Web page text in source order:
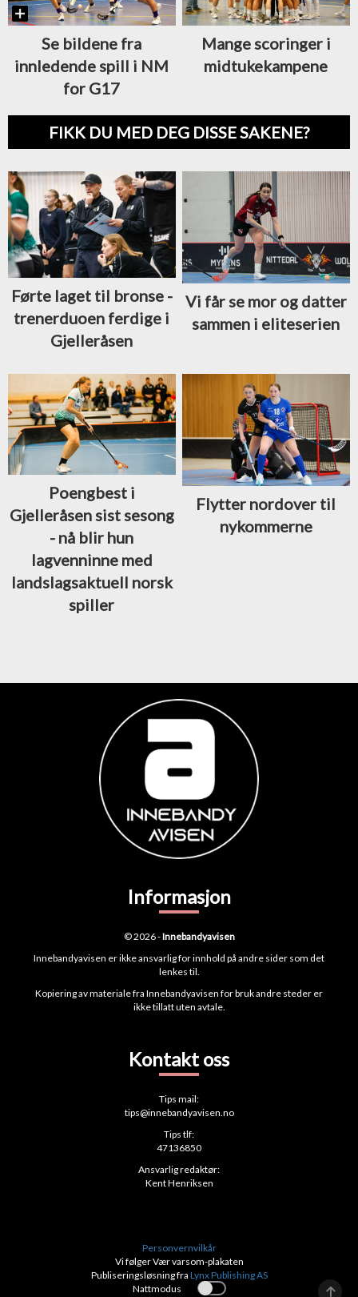
Se bildene fra
innledende spill i NM
for G17
Mange scoringer i
midtukekampene
FIKK DU MED DEG DISSE SAKENE?
Førte laget til bronse -
trenerduoen ferdige i
Gjelleråsen
Vi får se mor og datter
sammen i eliteserien
Poengbest i
Gjelleråsen sist sesong
- nå blir hun
lagvenninne med
landslagsaktuell norsk
spiller
Flytter nordover til
nykommerne
Informasjon
© 2026 -Innebandyavisen
Innebandyavisen er ikke ansvarlig for innhold på andre sider som det
lenkes til.
Kopiering av materiale fra Innebandyavisen for bruk andre steder er
ikke tillatt uten avtale.
Kontakt oss
Tips mail:
tips@innebandyavisen.no
Tips tlf:
47136850
Ansvarlig redaktør:
Kent Henriksen
Personvernvilkår
Vi følger Vær varsom-plakaten
Publiseringsløsning fra Lynx Publishing AS
Nattmodus